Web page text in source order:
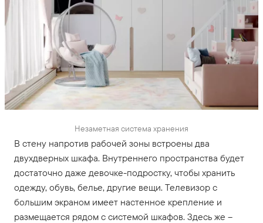
Незаметная система хранения
В стену напротив рабочей зоны встроены два
двухдверных шкафа. Внутреннего пространства будет
достаточно даже девочке-подростку, чтобы хранить
одежду, обувь, белье, другие вещи. Телевизор с
большим экраном имеет настенное крепление и
размещается рядом с системой шкафов. Здесь же –